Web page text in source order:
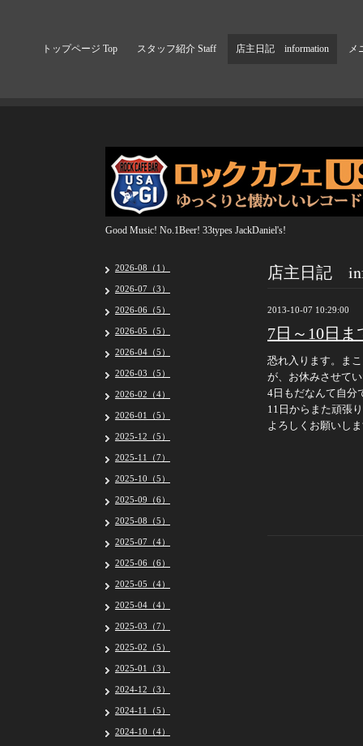
トップページ Top スタッフ紹介 Staff 店主日記 information メ
Good Music! No.1Beer! 33types JackDaniel's!
店主日記
2013-10-07 10:29:00
7日～10日
恐れ入ります。ま
が、お休みさせて
4日もだなんて自分
11日からまた頑張
よろしくお願いし
2026-08（1）
2026-07（3）
2026-06（5）
2026-05（5）
2026-04（5）
2026-03（5）
2026-02（4）
2026-01（5）
2025-12（5）
2025-11（7）
2025-10（5）
2025-09（6）
2025-08（5）
2025-07（4）
2025-06（6）
2025-05（4）
2025-04（4）
2025-03（7）
2025-02（5）
2025-01（3）
2024-12（3）
2024-11（5）
2024-10（4）